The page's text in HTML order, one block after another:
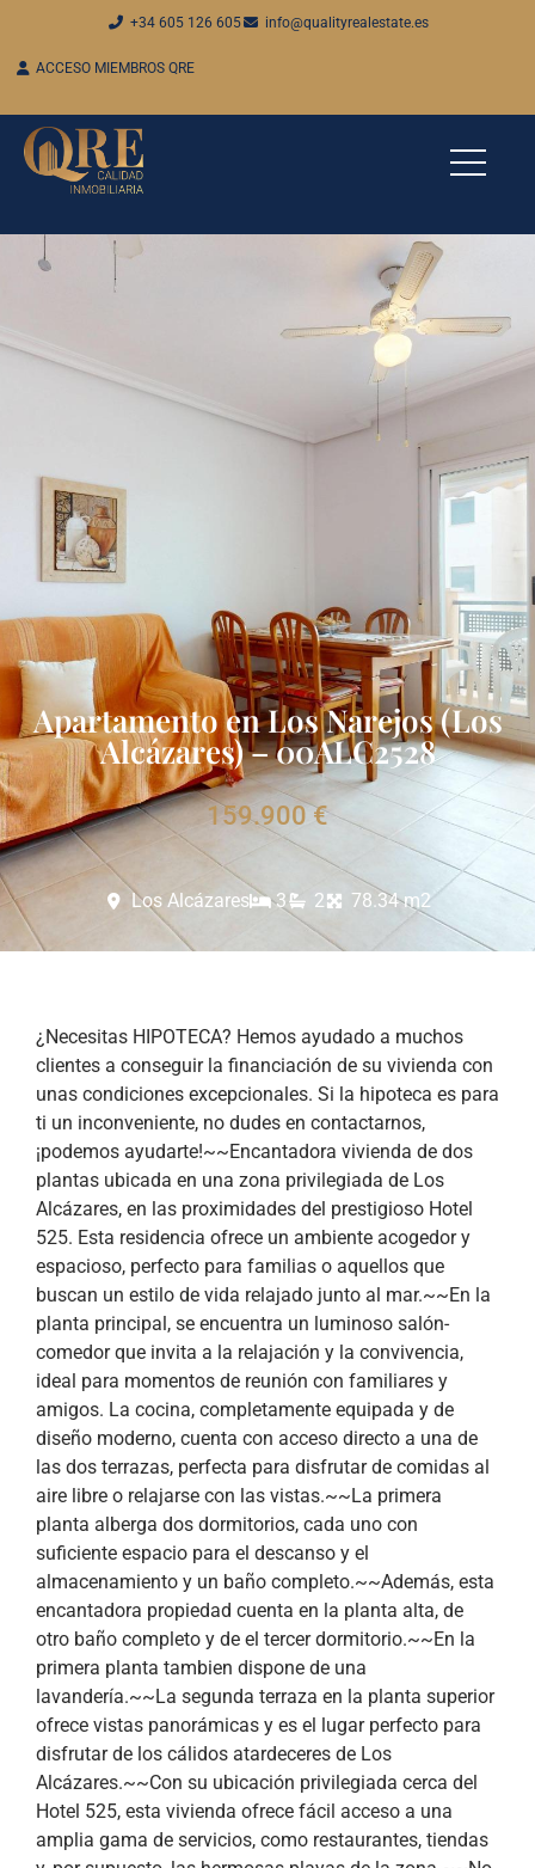
+34 605 126 605 info@qualityrealestate.es
ACCESO MIEMBROS QRE
Apartamento en Los Narejos (Los
Alcázares) – 00ALC2528
159.900 €
Los Alcázares 3 2 78.34 m2
¿Necesitas HIPOTECA? Hemos ayudado a muchos
clientes a conseguir la financiación de su vivienda con
unas condiciones excepcionales. Si la hipoteca es para
ti un inconveniente, no dudes en contactarnos,
¡podemos ayudarte!~~Encantadora vivienda de dos
plantas ubicada en una zona privilegiada de Los
Alcázares, en las proximidades del prestigioso Hotel
525. Esta residencia ofrece un ambiente acogedor y
espacioso, perfecto para familias o aquellos que
buscan un estilo de vida relajado junto al mar.~~En la
planta principal, se encuentra un luminoso salón-
comedor que invita a la relajación y la convivencia,
ideal para momentos de reunión con familiares y
amigos. La cocina, completamente equipada y de
diseño moderno, cuenta con acceso directo a una de
las dos terrazas, perfecta para disfrutar de comidas al
aire libre o relajarse con las vistas.~~La primera
planta alberga dos dormitorios, cada uno con
suficiente espacio para el descanso y el
almacenamiento y un baño completo.~~Además, esta
encantadora propiedad cuenta en la planta alta, de
otro baño completo y de el tercer dormitorio.~~En la
primera planta tambien dispone de una
lavandería.~~La segunda terraza en la planta superior
ofrece vistas panorámicas y es el lugar perfecto para
disfrutar de los cálidos atardeceres de Los
Alcázares.~~Con su ubicación privilegiada cerca del
Hotel 525, esta vivienda ofrece fácil acceso a una
amplia gama de servicios, como restaurantes, tiendas